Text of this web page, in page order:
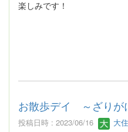
楽しみです！
お散歩デイ ～ざりが
投稿日時 : 2023/06/16 大